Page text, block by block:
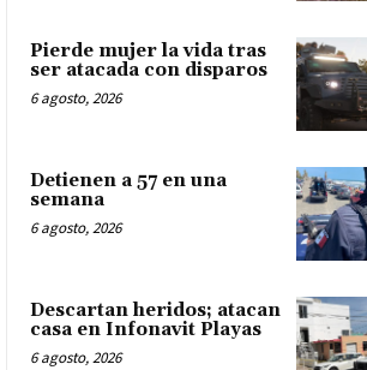
Pierde mujer la vida tras
ser atacada con disparos
6 agosto, 2026
Detienen a 57 en una
semana
6 agosto, 2026
Descartan heridos; atacan
casa en Infonavit Playas
6 agosto, 2026